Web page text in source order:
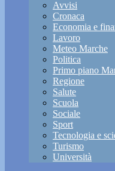
Avvisi
Cronaca
Economia e
Lavoro
Meteo Marche
Politica
Primo piano
Regione
Salute
Scuola
Sociale
Sport
Tecnologia e
Turismo
Università